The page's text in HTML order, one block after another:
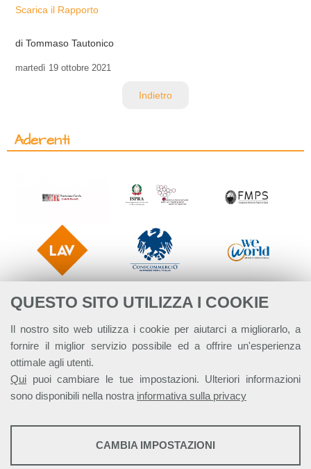
QUESTO SITO UTILIZZA I COOKIE
Il nostro sito web utilizza i cookie per aiutarci a migliorarlo, a
fornire il miglior servizio possibile ed a offrire un'esperienza
ottimale agli utenti.
Qui puoi cambiare le tue impostazioni. Ulteriori informazioni
sono disponibili nella nostra informativa sulla privacy
STATISTICHE
CAMBIA IMPOSTAZIONI
Scarica il Rapporto
di Tommaso Tautonico
martedì 19 ottobre 2021
Indietro
Aderenti
Alleanza Italiana per lo Sviluppo Sostenibile - ASviS